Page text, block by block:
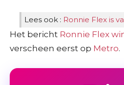
Lees ook : Ronnie Flex is
Het bericht Ronnie Flex
verscheen eerst op Metro.